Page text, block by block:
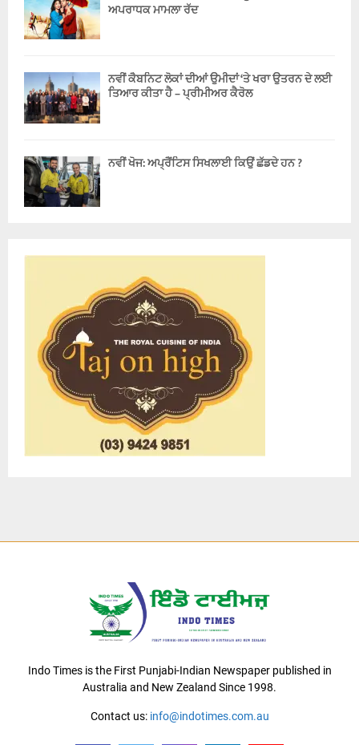
ਅਪਰਾਧਕ ਮਾਮਲਾ ਰੱਦ
ਨਵੀਂ ਕੈਬਨਿਟ ਲੋਕਾਂ ਦੀਆਂ ਉਮੀਦਾਂ ‘ਤੇ ਖਰਾ ਉਤਰਨ ਦੇ ਲਈ
ਤਿਆਰ ਕੀਤਾ ਹੈ – ਪ੍ਰੀਮੀਅਰ ਕੈਰੋਲ
ਨਵੀਂ ਖੋਜ: ਅਪ੍ਰੈਂਟਿਸ ਸਿਖਲਾਈ ਕਿਉਂ ਛੱਡਦੇ ਹਨ ?
Indo Times is the First Punjabi-Indian Newspaper published in
Australia and New Zealand Since 1998.
Contact us: info@indotimes.com.au